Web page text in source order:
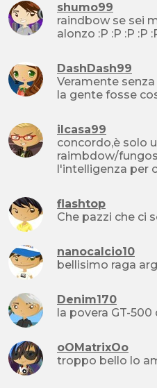
shumo99
raindbow se sei
DashDash99
Veramente
la gente fosse
ilcasa99
concordo,è solo
raimbdow/
flashtop
Che pazzi che ci
nanocalcio10
Denim170
la povera GT-
oOMatrixOo